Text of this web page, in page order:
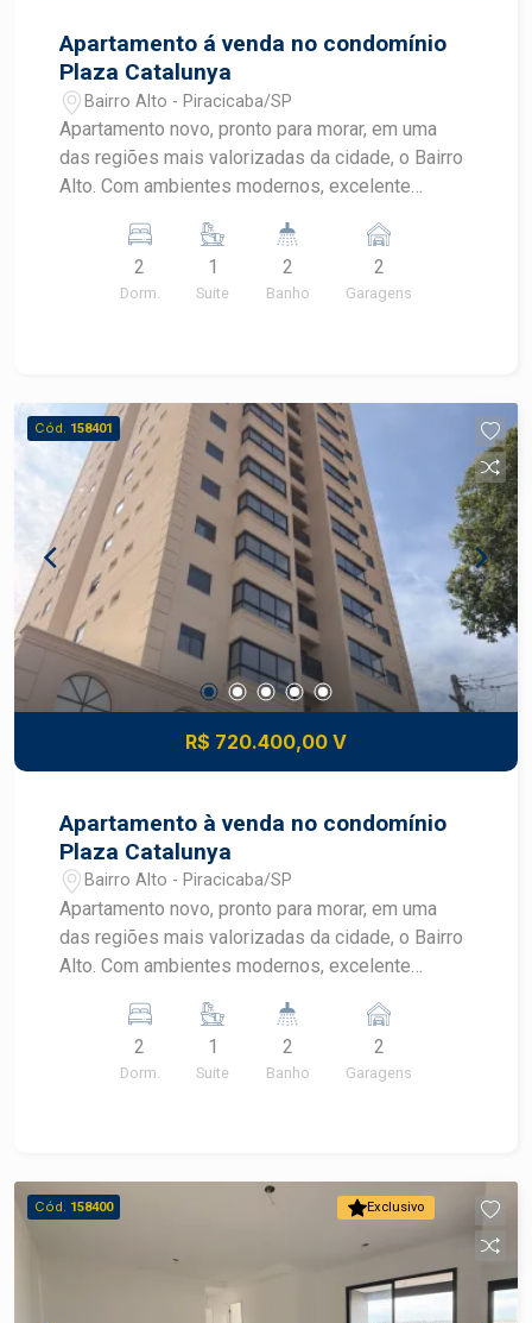
Apartamento á venda no condomínio
Plaza Catalunya
Bairro Alto - Piracicaba/SP
Apartamento novo, pronto para morar, em uma
das regiões mais valorizadas da cidade, o Bairro
Alto. Com ambientes modernos, excelente
imóvel oferece conforto, praticidade e um
condomínio com lazer completo para toda a
família. - 77 m² de área útil - Sala para 2
ventilados - Apartamento novo O condomínio
oferece: - Piscina - Salão de festas - Espaço
gourmet - Sala de jogos - Brinquedoteca - Sala
de reunião - Academia completa Excelente opção
para quem busca morar com conforto, segurança
e lazer completo em uma localização privilegiada
do Bairro Alto. Agende a sua visita com um
corretor especialista.
2
Dorm.
1
Suite
2
Banho
2
Garagens
Cód. 158401
R$ 720.400,00 V
Apartamento à venda no condomínio
Plaza Catalunya
Bairro Alto - Piracicaba/SP
Apartamento novo, pronto para morar, em uma
das regiões mais valorizadas da cidade, o Bairro
Alto. Com ambientes modernos, excelente
imóvel oferece conforto, praticidade e um
condomínio com lazer completo para toda a
família. - 77 m² de área útil - Sala para 2
ventilados - Apartamento novo O condomínio
oferece: - Piscina - Salão de festas - Espaço
gourmet - Sala de jogos - Brinquedoteca - Sala
para quem busca morar com conforto, segurança
2
Dorm.
1
Suite
2
Banho
2
Garagens
Exclusivo
Cód. 158400